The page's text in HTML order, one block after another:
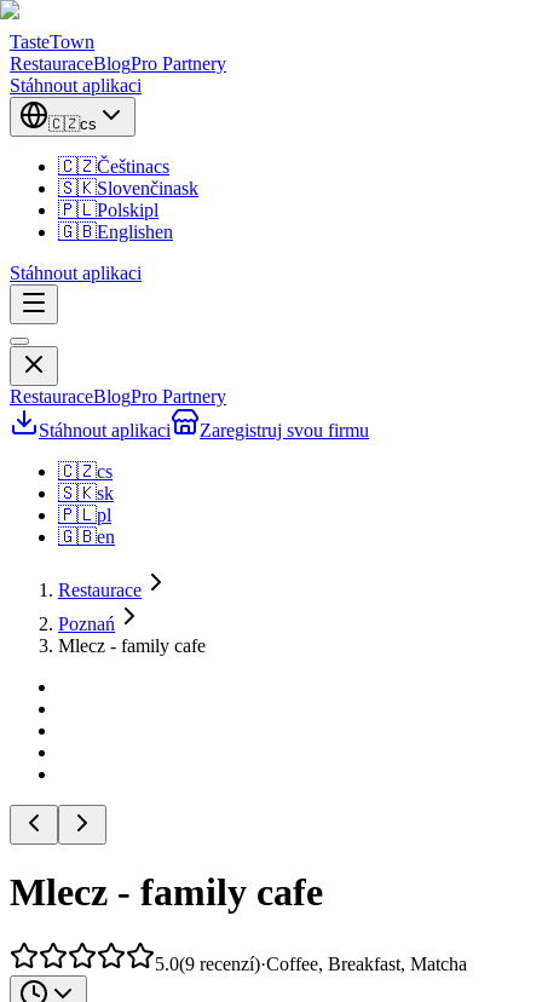
TasteTown
RestauraceBlogPro Partnery
Stáhnout aplikaci
🇨🇿cs
🇨🇿Češtinacs
🇸🇰Slovenčinask
🇵🇱Polskipl
🇬🇧Englishen
Stáhnout aplikaci
RestauraceBlogPro Partnery
Stáhnout aplikaci
Zaregistruj svou firmu
🇨🇿cs
🇸🇰sk
🇵🇱pl
🇬🇧en
Restaurace
Poznań
Mlecz - family cafe
Mlecz - family cafe
5.0(9 recenzí)·Coffee, Breakfast, Matcha